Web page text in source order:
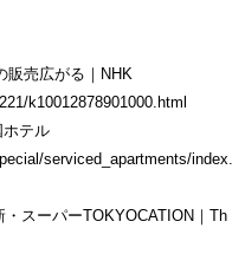
販売広がる｜NHK
k10012878901000.html
ホテル
serviced_apartments/index.
・スーパーTOKYOCATION｜Th